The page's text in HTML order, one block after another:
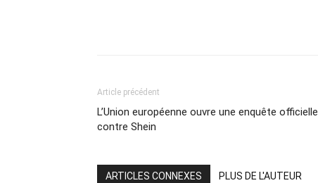
Article précédent
L’Union européenne ouvre une enquête officielle
contre Shein
ARTICLES CONNEXES PLUS DE L'AUTEUR